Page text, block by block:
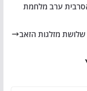
ערב מלחמת
שלושת מזלגות הזאב